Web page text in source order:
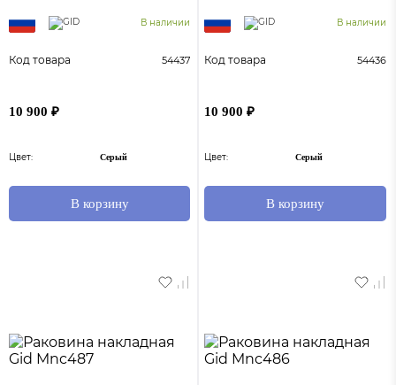
В наличии
Код товара 54437
10 900 ₽
Цвет: Серый
В корзину
В наличии
Код товара 54436
10 900 ₽
Цвет: Серый
В корзину